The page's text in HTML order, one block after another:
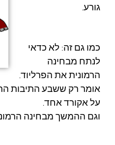
גורע.
כמו גם זה: לא כדאי
לנתח מבחינה
הרמונית את הפרליוד.
אומר רק ששבע התיבות
על אקורד אחד.
וגם ההמשך מבחינה